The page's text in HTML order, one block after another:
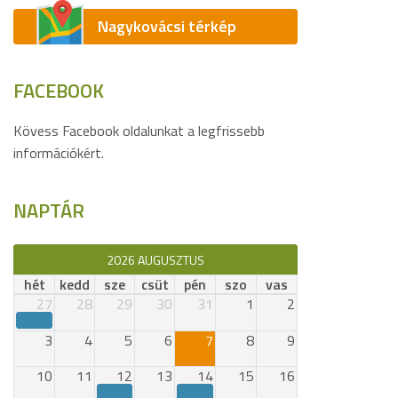
Nagykovácsi térkép
FACEBOOK
Kövess Facebook oldalunkat a legfrissebb
információkért.
NAPTÁR
2026 AUGUSZTUS
hét kedd sze csüt pén szo
vas
27
28 29 30 31 1
2
3
4 5 6 7 8
9
10
11 12 13 14 15 16